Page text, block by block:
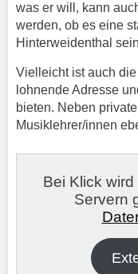
was er will, kann
werden, ob es eine
Hinterweidenthal
Vielleicht ist auch
lohnende Adresse
bieten. Neben
Musiklehrer/innen
Bei Klick
Servern